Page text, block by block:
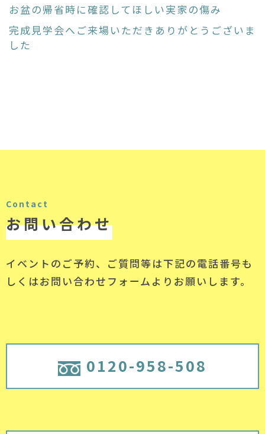
お盆の帰省時に確認してほしい実家の傷み
完成見学会へご来場いただきありがとうございま
した
Contact
お問い合わせ
イベントのご予約、ご質問等は下記の電話番号も
しくはお問い合わせフォームよりお願いします。
0120-958-508